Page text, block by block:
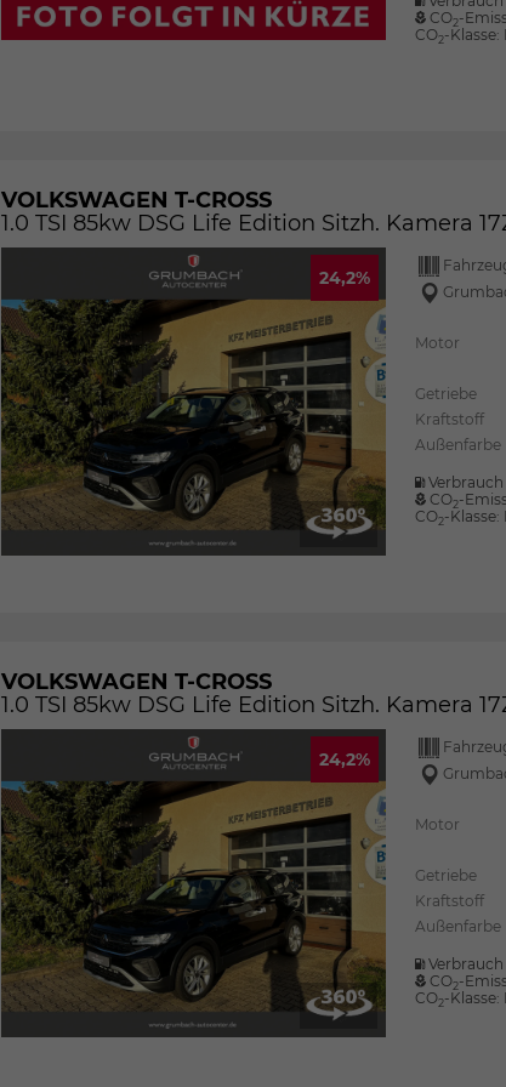
CO2-
CO2-Klasse:
VOLKSWAGEN T-CROSS
1.0 TSI 85kw DSG Life Edition Sitzh. Kamera
24,2%
Motor
Getriebe
Kraftstoff
Außenfarbe
CO2-
CO2-Klasse:
VOLKSWAGEN T-CROSS
1.0 TSI 85kw DSG Life Edition Sitzh. Kamera
24,2%
Motor
Getriebe
Kraftstoff
Außenfarbe
CO2-
CO2-Klasse: